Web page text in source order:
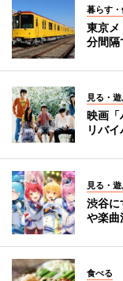
暮らす・
東京
分間隔
見る・
映画「
リバ
見る・
渋谷
や楽曲
食べる